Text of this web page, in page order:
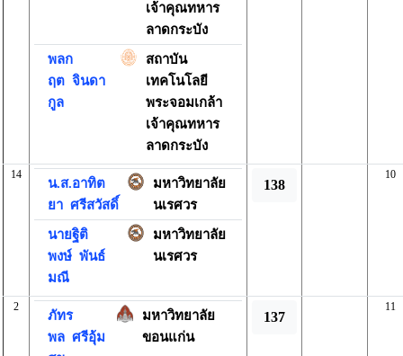
เจ้าคุณทหาร
ลาดกระบัง
พลก
ฤตจินดา
กูล
สถาบัน
เทคโนโลยี
พระจอมเกล้า
เจ้าคุณทหาร
ลาดกระบัง
14
น.ส.อาทิต
ยาศรีสวัสดิ์
มหาวิทยาลัย
นเรศวร
นายฐิติ
พงษ์พันธ์
มณี
มหาวิทยาลัย
นเรศวร
138
10
2
ภัทร
พลศรีอุ้ม
มหาวิทยาลัย
ขอนแก่น
137
11